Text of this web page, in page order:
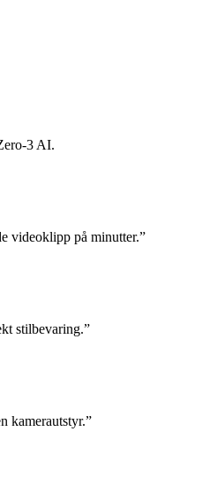
3 AI.
videoklipp på minutter.”
stilbevaring.”
kamerautstyr.”